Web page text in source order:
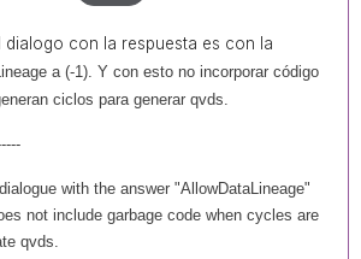
dialogo con la respuesta es con la
a (-1). Y con esto no incorporar código
ciclos para generar qvds.
with the answer "AllowDataLineage"
not include garbage code when cycles are
qvds.